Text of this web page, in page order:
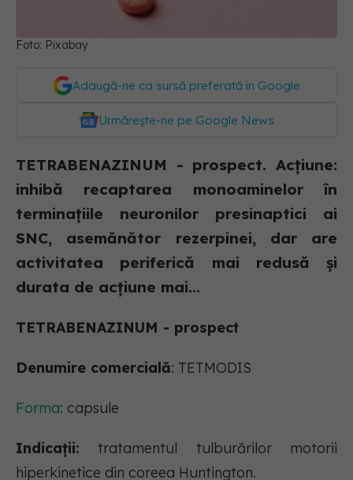
Foto: Pixabay
Adaugă-ne ca sursă preferată în Google
Urmărește-ne pe Google News
TETRABENAZINUM - prospect. Acțiune:
inhibă recaptarea monoaminelor în
terminaţiile neuronilor presinaptici ai
SNC, asemănător rezerpinei, dar are
activitatea periferică mai redusă şi
durata de acţiune mai...
TETRABENAZINUM - prospect
Denumire comercială: TETMODIS
Forma: capsule
Indicații: tratamentul tulburărilor motorii
hiperkinetice din coreea Huntington.